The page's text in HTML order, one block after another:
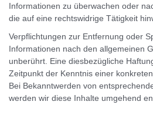
Informationen zu überwachen oder
die auf eine rechtswidrige Tätigkeit
Verpflichtungen zur Entfernung oder
Informationen nach den allgemeinen
unberührt. Eine diesbezügliche
Zeitpunkt der Kenntnis einer
Bei Bekanntwerden von
werden wir diese Inhalte umgehend